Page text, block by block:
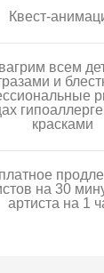
Квест-
всем
и
красками
на 30
артиста на 1